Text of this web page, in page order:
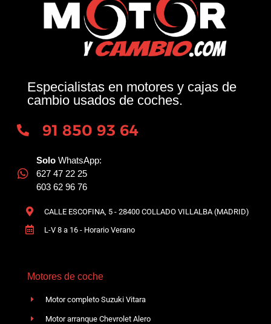
Especialistas en motores y cajas de
cambio usados de coches.
91 850 93 64
Solo WhatsApp:
627 47 22 25
603 62 96 76
CALLE ESCOFINA, 5 - 28400 COLLADO VILLALBA (MADRID)
L-V 8 a 16 - Horario Verano
Motores de coche
Motor completo Suzuki Vitara
Motor arranque Chevrolet Alero